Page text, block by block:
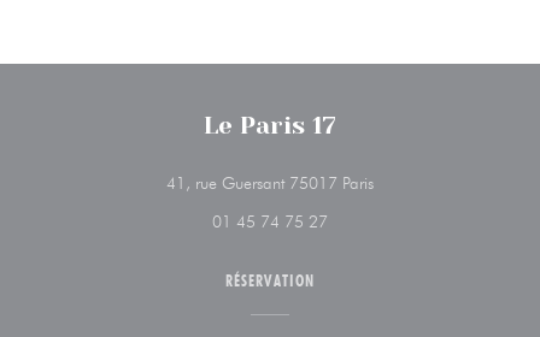
Le Paris 17
41, rue Guersant 75017 Paris((ouvre une nouvelle
01 45 74 75 27
RÉSERVATION